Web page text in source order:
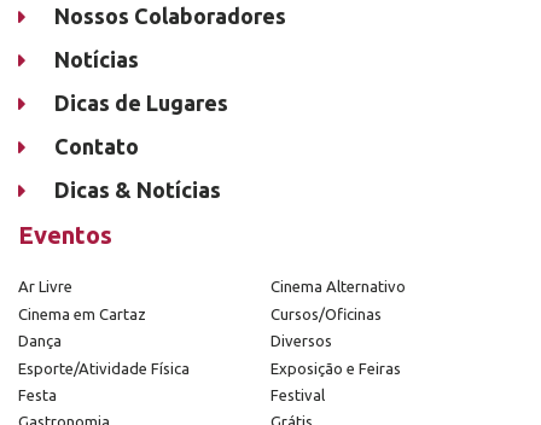
Nossos Colaboradores
Notícias
Dicas de Lugares
Contato
Dicas & Notícias
Eventos
Ar Livre
Cinema Alternativo
Cinema em Cartaz
Cursos/Oficinas
Dança
Diversos
Esporte/Atividade Física
Exposição e Feiras
Festa
Festival